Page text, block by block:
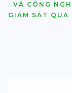
VÀ CÔNG
GIÁM SÁT